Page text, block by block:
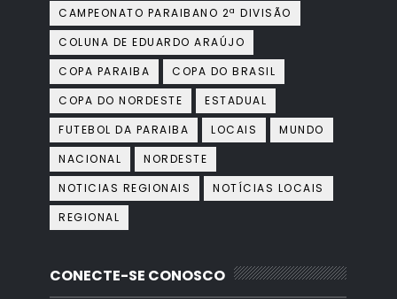
CAMPEONATO PARAIBANO 2ª DIVISÃO
COLUNA DE EDUARDO ARAÚJO
COPA PARAIBA
COPA DO BRASIL
COPA DO NORDESTE
ESTADUAL
FUTEBOL DA PARAIBA
LOCAIS
MUNDO
NACIONAL
NORDESTE
NOTICIAS REGIONAIS
NOTÍCIAS LOCAIS
REGIONAL
CONECTE-SE CONOSCO